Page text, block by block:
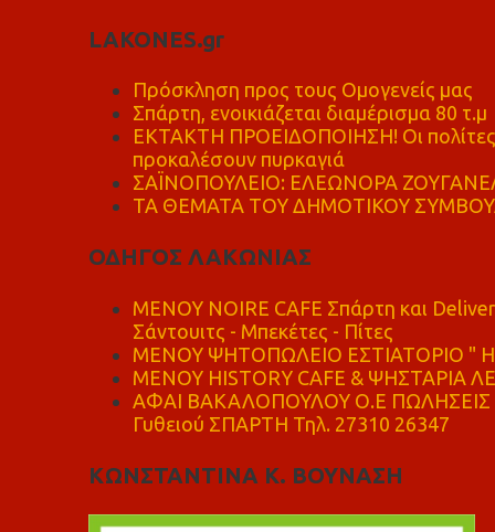
LAKONES.gr
Πρόσκληση προς τους Ομογενείς μας
Σπάρτη, ενοικιάζεται διαμέρισμα 80 τ.μ
ΕΚΤΑΚΤΗ ΠΡΟΕΙΔΟΠΟΙΗΣΗ! Οι πολίτες
προκαλέσουν πυρκαγιά
ΣΑΪΝΟΠΟΥΛΕΙΟ: ΕΛΕΩΝΟΡΑ
ΤΑ ΘΕΜΑΤΑ ΤΟΥ ΔΗΜΟΤΙΚΟΥ
ΟΔΗΓΟΣ ΛΑΚΩΝΙΑΣ
MENOY NOIRE CAFE Σπάρτη και
Σάντουιτς - Μπεκέτες - Πίτες
ΜΕΝΟΥ ΨΗΤΟΠΩΛΕΙΟ ΕΣΤΙΑΤΟΡΙΟ "
ΜΕΝΟΥ HISTORY CAFE & ΨΗΣΤΑΡΙΑ
ΑΦΑΙ ΒΑΚΑΛΟΠΟΥΛΟΥ Ο.Ε ΠΩΛΗΣΕΙΣ
Γυθειού ΣΠΑΡΤΗ Τηλ. 27310 26347
ΚΩΝΣΤΑΝΤΙΝΑ Κ. ΒΟΥΝΑΣΗ